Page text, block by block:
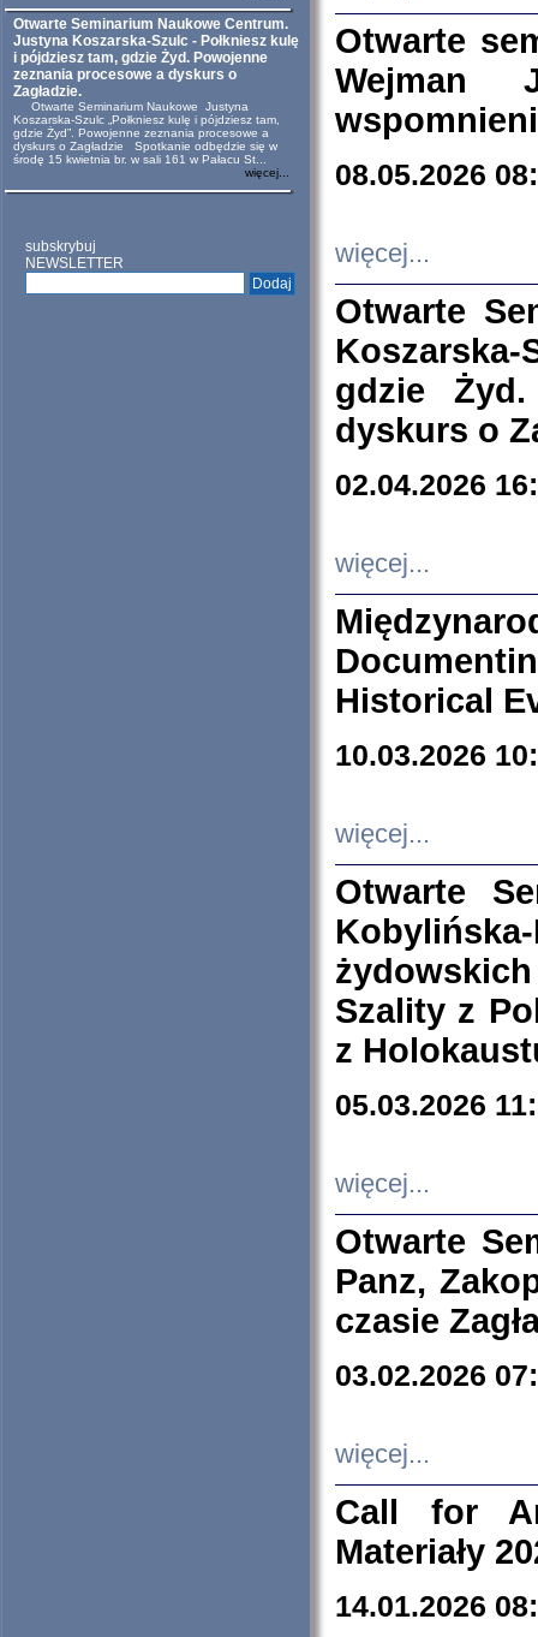
Otwarte Seminarium Naukowe Centrum.
Justyna Koszarska-Szulc - Połkniesz kulę
i pójdziesz tam, gdzie Żyd. Powojenne
zeznania procesowe a dyskurs o
Zagładzie.
Otwarte Seminarium Naukowe Justyna
Koszarska-Szulc „Połkniesz kulę i pójdziesz tam,
gdzie Żyd”. Powojenne zeznania procesowe a
dyskurs o Zagładzie Spotkanie odbędzie się w
środę 15 kwietnia br. w sali 161 w Pałacu St...
więcej...
subskrybuj
NEWSLETTER
Otwarte
Wejman
08.05.2026
więcej...
Otwarte
Koszarska-
gdzie
dyskurs o
02.04.2026
więcej...
Historical
10.03.2026
więcej...
Otwarte
Szality z
z
05.03.2026
więcej...
Otwarte
Panz,
czasie
03.02.2026
więcej...
Call for
Materiały
14.01.2026